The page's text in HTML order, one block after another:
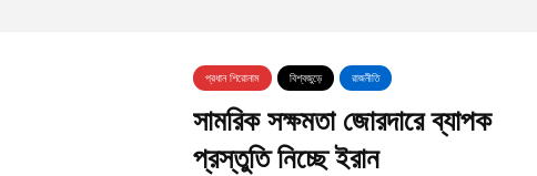
প্রধান শিরোনাম বিশ্বজুড়ে রাজনীতি
সামরিক সক্ষমতা জোরদারে ব্যাপক
প্রস্তুতি নিচ্ছে ইরান